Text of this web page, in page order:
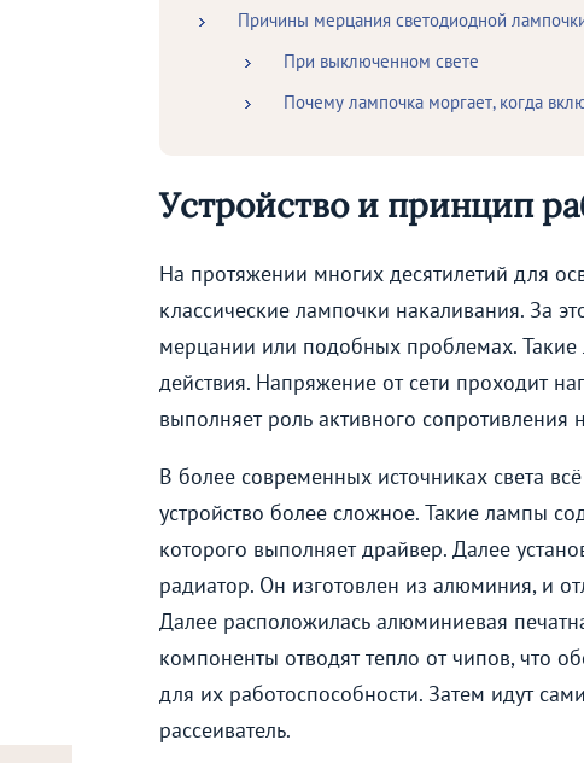
Причины мерцания светодиодной
При выключенном свете
Почему лампочка моргает, когда
Устройство и принцип
На протяжении многих десятилетий для
классические лампочки накаливания. За
мерцании или подобных проблемах.
действия. Напряжение от сети проходит
выполняет роль активного сопротивления
В более современных источниках света
устройство более сложное. Такие лампы
которого выполняет драйвер. Далее
радиатор. Он изготовлен из алюминия, и
Далее расположилась алюминиевая
компоненты отводят тепло от чипов, что
для их работоспособности. Затем идут
рассеиватель.